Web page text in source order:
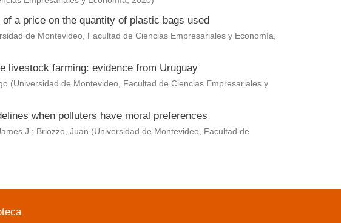
a price on the quantity of plastic bags used
de Montevideo, Facultad de Ciencias Empresariales y Economía,
livestock farming: evidence from Uruguay
(Universidad de Montevideo, Facultad de Ciencias Empresariales y
when polluters have moral preferences
J.; Briozzo, Juan (Universidad de Montevideo, Facultad de